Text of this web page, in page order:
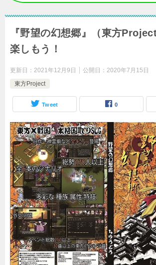
『野望の幻想郷』（東方
楽しもう！
更新日： 2021年12月9日 公開日： 2020年7月15日
東方Project
Tweet 0